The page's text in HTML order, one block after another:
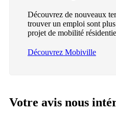
Découvrez de nouveaux
trouver un emploi sont
projet de mobilité
Découvrez Mobiville
Votre avis nous